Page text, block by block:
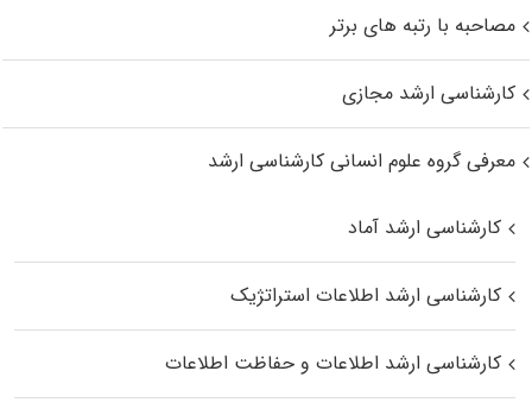
مصاحبه با رتبه های برتر
کارشناسی ارشد مجازی
معرفی گروه علوم انسانی کارشناسی ارشد
کارشناسی ارشد آماد
کارشناسی ارشد اطلاعات استراتژیک
کارشناسی ارشد اطلاعات و حفاظت اطلاعات